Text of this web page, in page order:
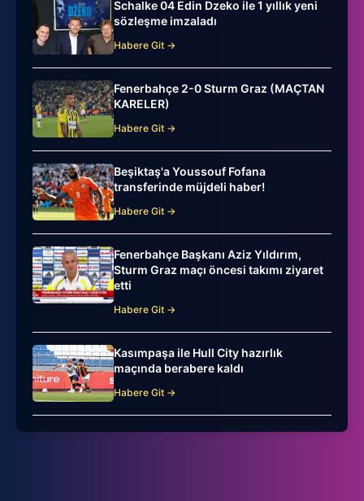
Schalke 04 Edin Dzeko ile 1 yıllık yeni
sözleşme imzaladı
Habere Git →
Fenerbahçe 2-0 Sturm Graz (MAÇTAN
KARELER)
Habere Git →
Beşiktaş'a Youssouf Fofana
transferinde müjdeli haber!
Habere Git →
Fenerbahçe Başkanı Aziz Yıldırım,
Sturm Graz maçı öncesi takımı ziyaret
etti
Habere Git →
Kasımpaşa ile Hull City hazırlık
maçında berabere kaldı
Habere Git →